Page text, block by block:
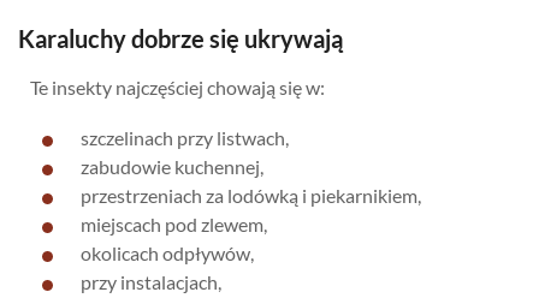
Karaluchy dobrze się ukrywają
Te insekty najczęściej chowają się w:
szczelinach przy listwach,
zabudowie kuchennej,
przestrzeniach za lodówką i piekarnikiem,
miejscach pod zlewem,
okolicach odpływów,
przy instalacjach,